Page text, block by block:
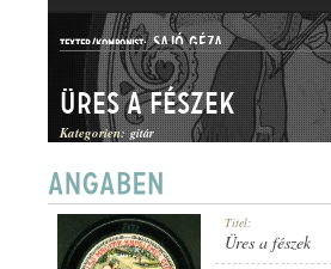
TEXTER/KOMPONIST: SAJÓ GÉZA
GATTUNG: DAL
Üres a fészek
Kategorien: gitár
Titel:
Üres a fészek